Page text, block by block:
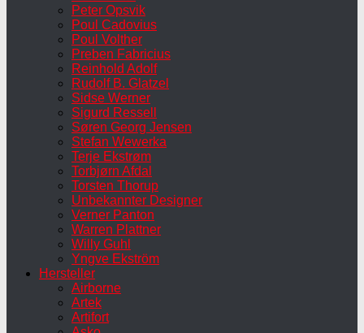
Peter Opsvik
Poul Cadovius
Poul Volther
Preben Fabricius
Reinhold Adolf
Rudolf B. Glatzel
Sidse Werner
Sigurd Ressell
Søren Georg Jensen
Stefan Wewerka
Terje Ekstrøm
Torbjørn Afdal
Torsten Thorup
Unbekannter Designer
Verner Panton
Warren Plattner
Willy Guhl
Yngve Ekström
Hersteller
Airborne
Artek
Artifort